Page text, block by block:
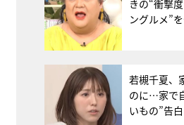
きの“衝撃
ングルメ”
若槻千夏、
のに…家で
いもの”告